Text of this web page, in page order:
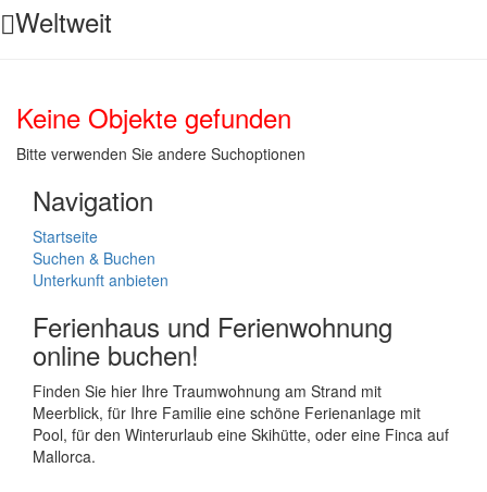
Weltweit
Keine Objekte gefunden
Bitte verwenden Sie andere Suchoptionen
Navigation
Startseite
Suchen & Buchen
Unterkunft anbieten
Ferienhaus und Ferienwohnung
online buchen!
Finden Sie hier Ihre Traumwohnung am Strand mit
Meerblick, für Ihre Familie eine schöne Ferienanlage mit
Pool, für den Winterurlaub eine Skihütte, oder eine Finca auf
Mallorca.